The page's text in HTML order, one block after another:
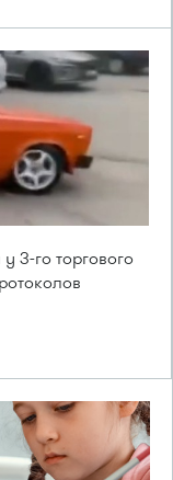
3-го торгового